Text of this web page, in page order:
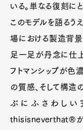
いる。単なる復刻に
このモデルを語るう
場における製造背景
足一足が丹念に仕上
フトマンシップが色
の質感、そして構造
ぶにふさわしい
thisisneverthat®が